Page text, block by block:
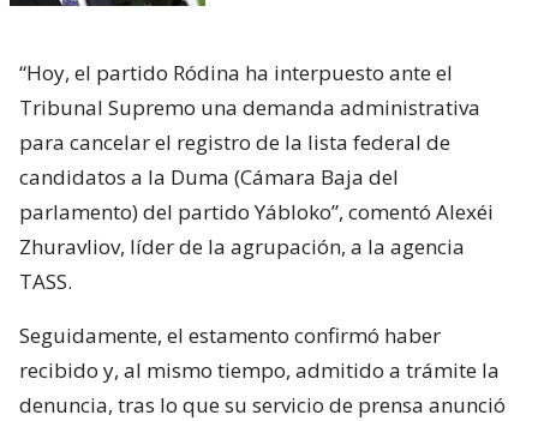
“Hoy, el partido Ródina ha interpuesto ante el
Tribunal Supremo una demanda administrativa
para cancelar el registro de la lista federal de
candidatos a la Duma (Cámara Baja del
parlamento) del partido Yábloko”, comentó Alexéi
Zhuravliov, líder de la agrupación, a la agencia
TASS.
Seguidamente, el estamento confirmó haber
recibido y, al mismo tiempo, admitido a trámite la
denuncia, tras lo que su servicio de prensa anunció